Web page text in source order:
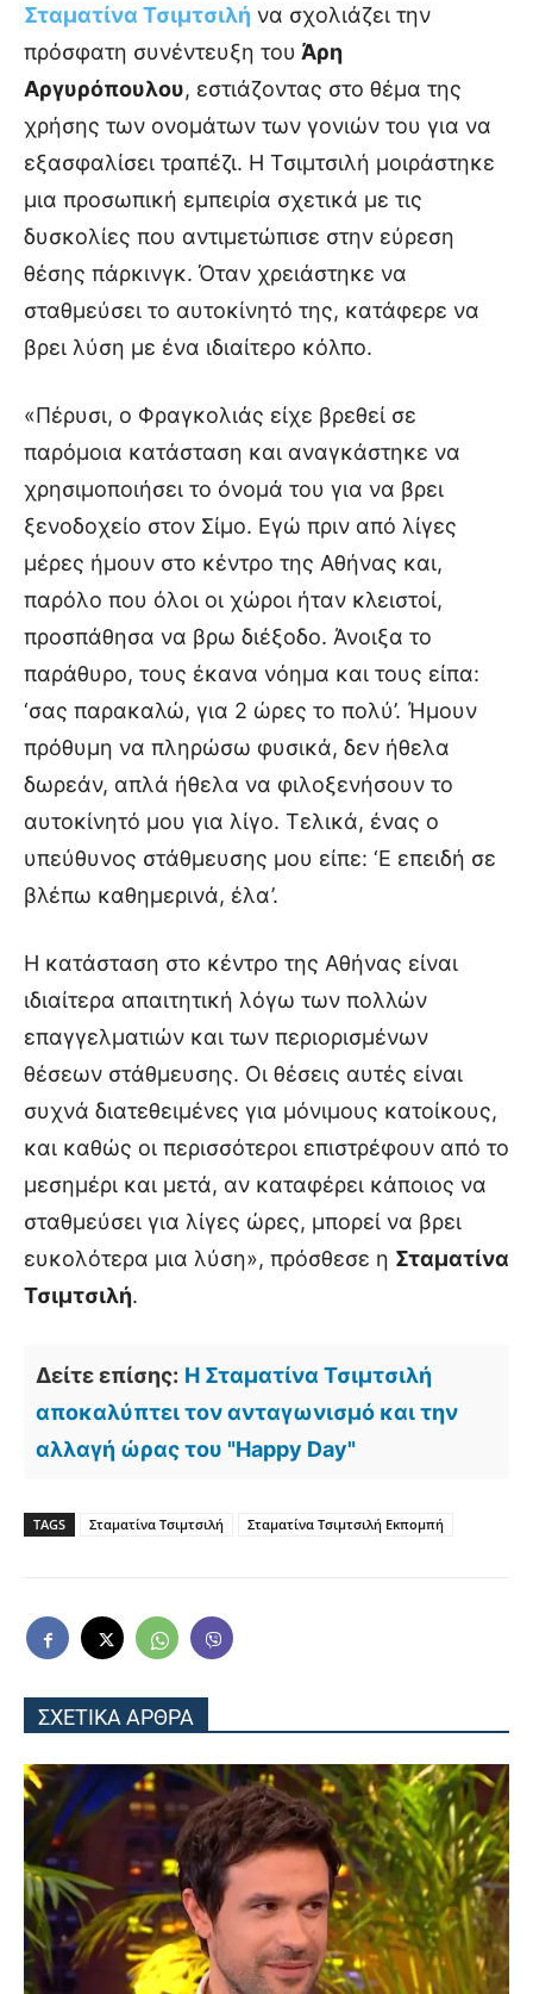
Σταματίνα Τσιμτσιλή να σχολιάζει την
πρόσφατη συνέντευξη του Άρη
Αργυρόπουλου, εστιάζοντας στο θέμα της
χρήσης των ονομάτων των γονιών του για να
εξασφαλίσει τραπέζι. Η Τσιμτσιλή μοιράστηκε
μια προσωπική εμπειρία σχετικά με τις
δυσκολίες που αντιμετώπισε στην εύρεση
θέσης πάρκινγκ. Όταν χρειάστηκε να
σταθμεύσει το αυτοκίνητό της, κατάφερε να
βρει λύση με ένα ιδιαίτερο κόλπο.
«Πέρυσι, ο Φραγκολιάς είχε βρεθεί σε
παρόμοια κατάσταση και αναγκάστηκε να
χρησιμοποιήσει το όνομά του για να βρει
ξενοδοχείο στον Σίμο. Εγώ πριν από λίγες
μέρες ήμουν στο κέντρο της Αθήνας και,
παρόλο που όλοι οι χώροι ήταν κλειστοί,
προσπάθησα να βρω διέξοδο. Άνοιξα το
παράθυρο, τους έκανα νόημα και τους είπα:
‘σας παρακαλώ, για 2 ώρες το πολύ’. Ήμουν
πρόθυμη να πληρώσω φυσικά, δεν ήθελα
δωρεάν, απλά ήθελα να φιλοξενήσουν το
αυτοκίνητό μου για λίγο. Τελικά, ένας ο
υπεύθυνος στάθμευσης μου είπε: ‘Ε επειδή σε
βλέπω καθημερινά, έλα’.
Η κατάσταση στο κέντρο της Αθήνας είναι
ιδιαίτερα απαιτητική λόγω των πολλών
επαγγελματιών και των περιορισμένων
θέσεων στάθμευσης. Οι θέσεις αυτές είναι
συχνά διατεθειμένες για μόνιμους κατοίκους,
και καθώς οι περισσότεροι επιστρέφουν από το
μεσημέρι και μετά, αν καταφέρει κάποιος να
σταθμεύσει για λίγες ώρες, μπορεί να βρει
ευκολότερα μια λύση», πρόσθεσε η Σταματίνα
Τσιμτσιλή.
Δείτε επίσης: Η Σταματίνα Τσιμτσιλή
αποκαλύπτει τον ανταγωνισμό και την
αλλαγή ώρας του "Happy Day"
TAGS Σταματίνα Τσιμτσιλή Σταματίνα Τσιμτσιλή Εκπομπή
ΣΧΕΤΙΚΑ ΑΡΘΡΑ